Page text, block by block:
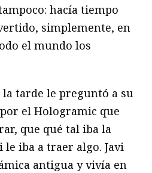
hacía tiempo
simplemente, en
el mundo los
tarde le preguntó a su
el Hologramic que
que qué tal iba la
le iba a traer algo. Javi
antigua y vivía en